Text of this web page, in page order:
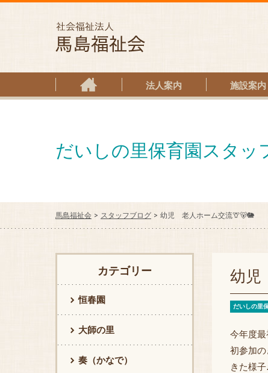
法人案内 施設案内
だいしの里保育園スタッ
馬島福祉会 スタッフブログ 幼児 老人ホーム交流🦒🐻🐘
幼児
だいしの里
今年度最
初参加
きた様子
カテゴリー
恒春園
大師の里
奏（かなで）